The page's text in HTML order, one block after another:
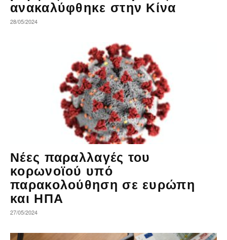
ανακαλύφθηκε στην Κίνα
28/05/2024
Νέες παραλλαγές του
κορωνοϊού υπό
παρακολούθηση σε ευρώπη
και ΗΠΑ
27/05/2024